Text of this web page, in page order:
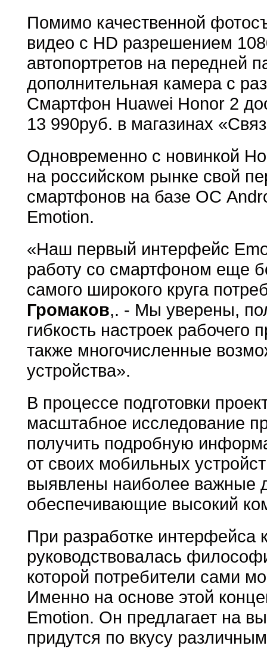
Помимо качественной
видео с HD разрешением
автопортретов на передней
дополнительная камера с
Смартфон Huawei Honor 2
13 990руб. в магазинах
Одновременно с новинкой
на российском рынке свой
смартфонов на базе ОС
Emotion.
«Наш первый интерфейс
работу со смартфоном еще
самого широкого круга
Громаков,. - Мы уверены,
гибкость настроек рабочего
также многочисленные
устройства».
В процессе подготовки
масштабное исследование
получить подробную
от своих мобильных
выявлены наиболее важные
обеспечивающие высокий
При разработке интерфейса
руководствовалась
которой потребители сами
Именно на основе этой
Emotion. Он предлагает на
придутся по вкусу